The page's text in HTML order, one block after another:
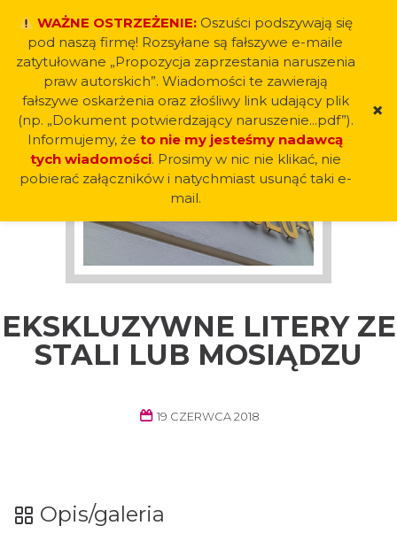
×
WAŻNE OSTRZEŻENIE:Oszuści podszywają się
pod naszą firmę! Rozsyłane są fałszywe e-maile
zatytułowane „Propozycja zaprzestania naruszenia
praw autorskich”. Wiadomości te zawierają
fałszywe oskarżenia oraz złośliwy link udający plik
(np. „Dokument potwierdzający naruszenie...pdf”).
Informujemy, że to nie my jesteśmy nadawcą
tych wiadomości. Prosimy w nic nie klikać, nie
pobierać załączników i natychmiast usunąć taki e-
mail.
+48 12 411 55 88 Znajdź nas na
Strona główna»Ekskluzywne litery ze stali lub
mosiądzu
EKSKLUZYWNE LITERY ZE
STALI LUB MOSIĄDZU
19 CZERWCA 2018
Opis/galeria